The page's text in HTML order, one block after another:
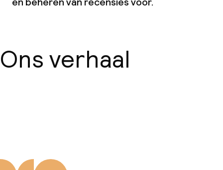
Ons verhaal